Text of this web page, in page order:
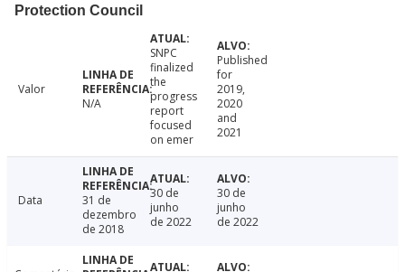
Protection Council
Valor
N/A
SNPC
finalized
the
progress
report
focused
on emer
Published
for
2019,
2020
and
2021
Data
31 de
dezembro
de 2018
30 de
junho
de 2022
30 de
junho
de 2022